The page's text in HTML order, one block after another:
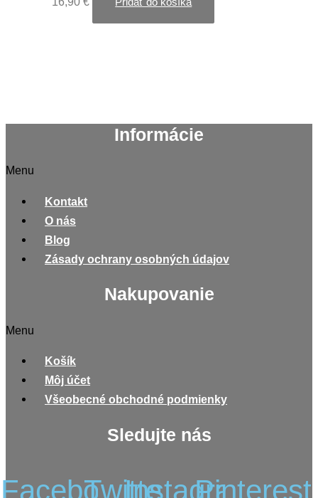
Informácie
Menu
Kontakt
O nás
Blog
Zásady ochrany osobných údajov
Nakupovanie
Menu
Košík
Môj účet
Všeobecné obchodné podmienky
Sledujte nás
Facebook
Twitter
Instagram
Pinterest